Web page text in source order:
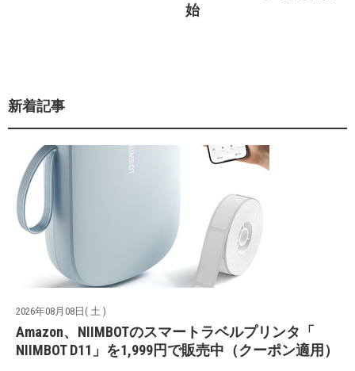
始
新着記事
2026年08月08日( 土 )
Amazon、NIIMBOTのスマートラベルプリンタ「
NIIMBOT D11」を1,999円で販売中（クーポン適用）